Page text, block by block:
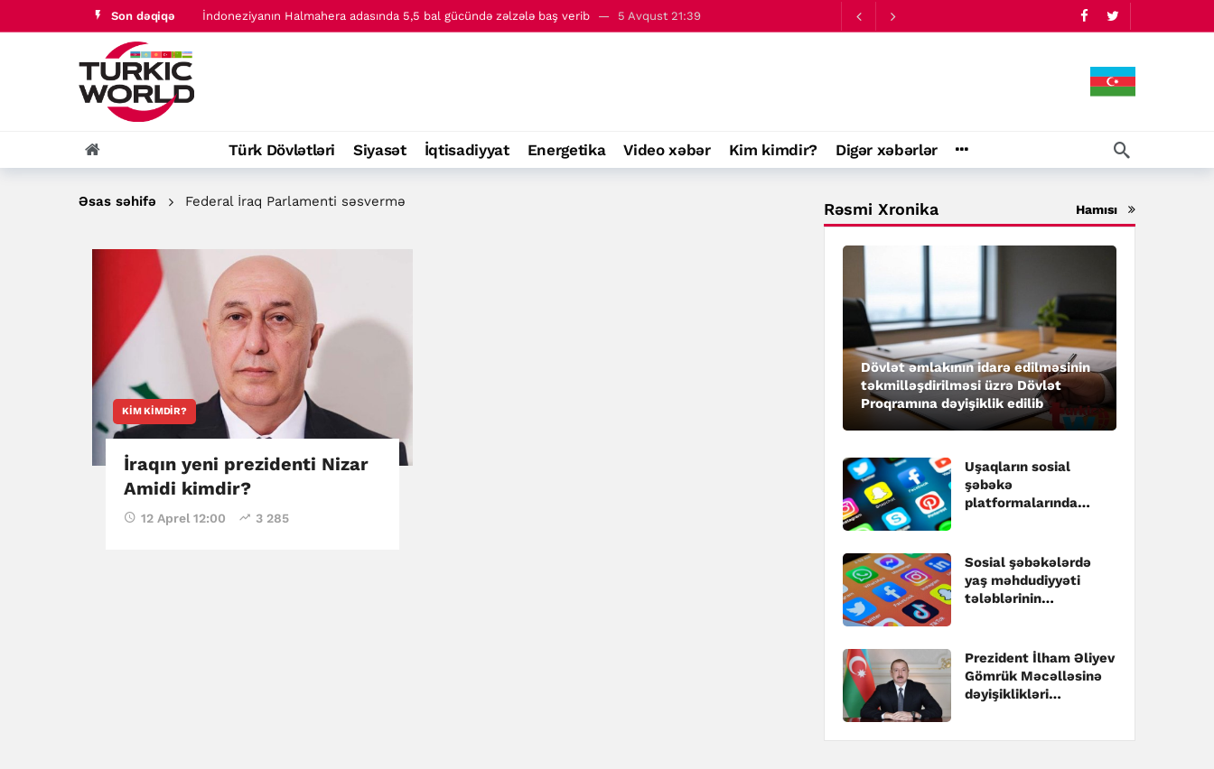
Son dəqiqə İndoneziyanın Halmahera adasında 5,5 bal gücündə zəlzələ baş verib 5 Avqust 21:39
Türk Dövlətləri Siyasət İqtisadiyyat Energetika Video xəbər Kim kimdir? Digər xəbərlər
Əsas səhifə Federal İraq Parlamenti səsvermə
KIM KIMDIR?
İraqın yeni prezidenti Nizar
Amidi kimdir?
12 Aprel 12:00 3 285
Rəsmi Xronika Hamısı
Dövlət əmlakının idarə edilməsinin
təkmilləşdirilməsi üzrə Dövlət
Proqramına dəyişiklik edilib
Uşaqların sosial
şəbəkə
platformalarında
təsdiqlənib
Sosial şəbəkələrdə
yaş məhdudiyyəti
tələblərinin
müəyyənləşib
Prezident İlham Əliyev
Gömrük Məcəlləsinə
dəyişiklikləri